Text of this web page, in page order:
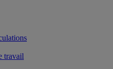
travail